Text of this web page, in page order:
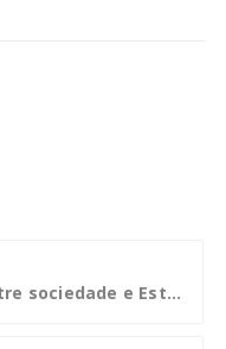
CGU debate relação entre sociedade e Estado na era das novas mídias, redes e tecnologias